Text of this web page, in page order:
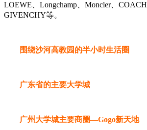
LOEWE、Longchamp、Moncler、
GIVENCHY等。
围绕沙河高教园的半小时生活圈
广东省的主要大学城
广州大学城主要商圈—Gogo新天地